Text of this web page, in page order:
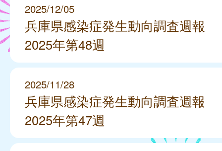
2025/12/05
兵庫県感染症発生動向調査週報
2025年第48週
2025/11/28
兵庫県感染症発生動向調査週報
2025年第47週